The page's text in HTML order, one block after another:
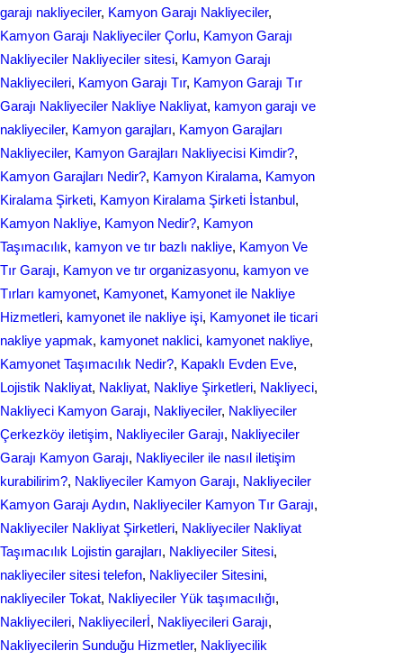
garajı nakliyeciler, Kamyon Garajı Nakliyeciler
Kamyon Garajı Nakliyeciler Çorlu, Kamyon Garajı
Nakliyeciler Nakliyeciler sitesi, Kamyon Garajı
Nakliyecileri, Kamyon Garajı Tır, Kamyon Garajı Tır
Garajı Nakliyeciler Nakliye Nakliyat, kamyon garajı ve
nakliyeciler, Kamyon garajları, Kamyon Garajları
Nakliyeciler, Kamyon Garajları Nakliyecisi Kimdir?
Kamyon Garajları Nedir?, Kamyon Kiralama, Kamyon
Kiralama Şirketi, Kamyon Kiralama Şirketi İstanbul
Kamyon Nakliye, Kamyon Nedir?, Kamyon
Taşımacılık, kamyon ve tır bazlı nakliye, Kamyon Ve
Tır Garajı, Kamyon ve tır organizasyonu, kamyon ve
Tırları kamyonet, Kamyonet, Kamyonet ile Nakliye
Hizmetleri, kamyonet ile nakliye işi, Kamyonet ile ticari
nakliye yapmak, kamyonet naklici, kamyonet nakliye
Kamyonet Taşımacılık Nedir?, Kapaklı Evden Eve
Lojistik Nakliyat, Nakliyat, Nakliye Şirketleri, Nakliyeci
Nakliyeci Kamyon Garajı, Nakliyeciler, Nakliyeciler
Çerkezköy iletişim, Nakliyeciler Garajı, Nakliyeciler
Garajı Kamyon Garajı, Nakliyeciler ile nasıl iletişim
kurabilirim?, Nakliyeciler Kamyon Garajı, Nakliyeciler
Kamyon Garajı Aydın, Nakliyeciler Kamyon Tır Garajı
Nakliyeciler Nakliyat Şirketleri, Nakliyeciler Nakliyat
Taşımacılık Lojistin garajları, Nakliyeciler Sitesi
nakliyeciler sitesi telefon, Nakliyeciler Sitesini
nakliyeciler Tokat, Nakliyeciler Yük taşımacılığı
Nakliyecileri, Nakliyecilerİ, Nakliyecileri Garajı
Nakliyecilerin Sunduğu Hizmetler, Nakliyecilik